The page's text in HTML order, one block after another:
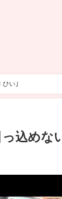
ひい｣
っ込めな